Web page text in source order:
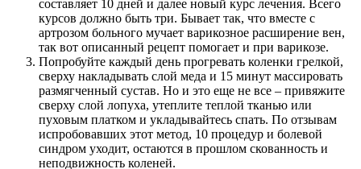
составляет 10 дней и далее новый курс лечения. Всего
курсов должно быть три. Бывает так, что вместе с
артрозом больного мучает варикозное расширение вен,
так вот описанный рецепт помогает и при варикозе.
Попробуйте каждый день прогревать коленки грелкой,
сверху накладывать слой меда и 15 минут массировать
размягченный сустав. Но и это еще не все – привяжите
сверху слой лопуха, утеплите теплой тканью или
пуховым платком и укладывайтесь спать. По отзывам
испробовавших этот метод, 10 процедур и болевой
синдром уходит, остаются в прошлом скованность и
неподвижность коленей.